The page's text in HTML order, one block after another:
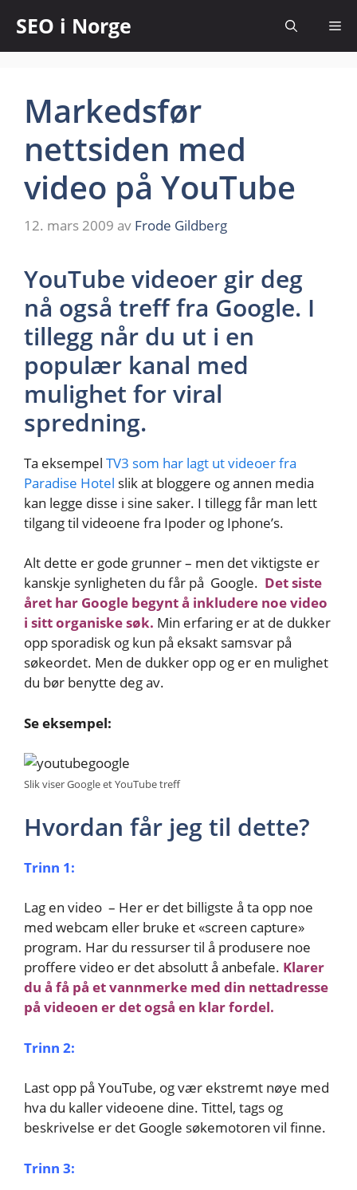
SEO i Norge
Markedsfør
nettsiden med
video på YouTube
12. mars 2009 av Frode Gildberg
YouTube videoer gir deg
nå også treff fra Google. I
tillegg når du ut i en
populær kanal med
mulighet for viral
spredning.
Ta eksempel TV3 som har lagt ut videoer fra
Paradise Hotel slik at bloggere og annen media
kan legge disse i sine saker. I tillegg får man lett
tilgang til videoene fra Ipoder og Iphone’s.
Alt dette er gode grunner – men det viktigste er
kanskje synligheten du får på Google. Det siste
året har Google begynt å inkludere noe video
i sitt organiske søk. Min erfaring er at de dukker
opp sporadisk og kun på eksakt samsvar på
søkeordet. Men de dukker opp og er en mulighet
du bør benytte deg av.
Se eksempel:
Slik viser Google et YouTube treff
Hvordan får jeg til dette?
Trinn 1:
Lag en video – Her er det billigste å ta opp noe
med webcam eller bruke et «screen capture»
program. Har du ressurser til å produsere noe
proffere video er det absolutt å anbefale. Klarer
du å få på et vannmerke med din nettadresse
på videoen er det også en klar fordel.
Trinn 2:
Last opp på YouTube, og vær ekstremt nøye med
hva du kaller videoene dine. Tittel, tags og
beskrivelse er det Google søkemotoren vil finne.
Trinn 3: